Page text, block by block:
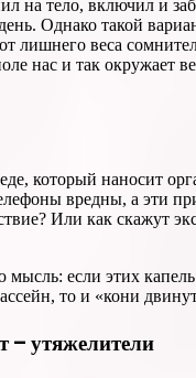
на тело, включил и
Однако такой
лишнего веса
нас и так окружает
который наносит
вредны, а эти
Или как скажут
если этих капель
то и «кони
утяжелители